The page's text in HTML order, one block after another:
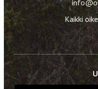
Kaikki